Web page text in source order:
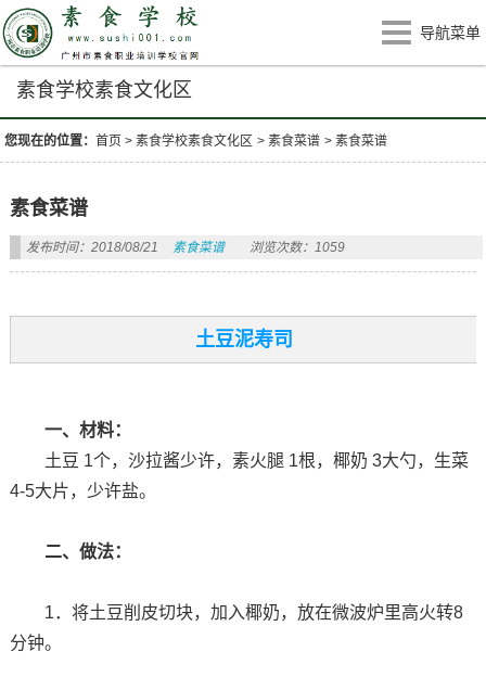
导航菜单
素食学校素食文化区
您现在的位置：首页 >素食学校素食文化区 >素食菜谱 >素食菜谱
素食菜谱
发布时间：2018/08/21 素食菜谱 浏览次数：1059
土豆泥寿司
一、材料：
土豆 1个，沙拉酱少许，素火腿 1根，椰奶 3大勺，生菜
4-5大片，少许盐。
二、做法：
1．将土豆削皮切块，加入椰奶，放在微波炉里高火转8
分钟。